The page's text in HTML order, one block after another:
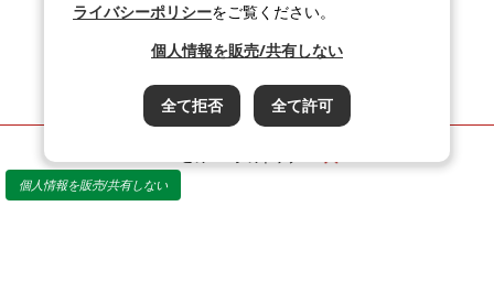
個人情報を販売/共有しない
ライバシーポリシーをご覧ください。
個人情報を販売/共有しない
全て拒否 全て許可